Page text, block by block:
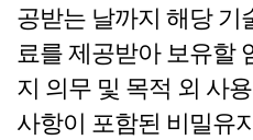
공받는 날까지 해당 기
료를 제공받아 보유할
지 의무 및 목적 외 사
사항이 포함된 비밀유